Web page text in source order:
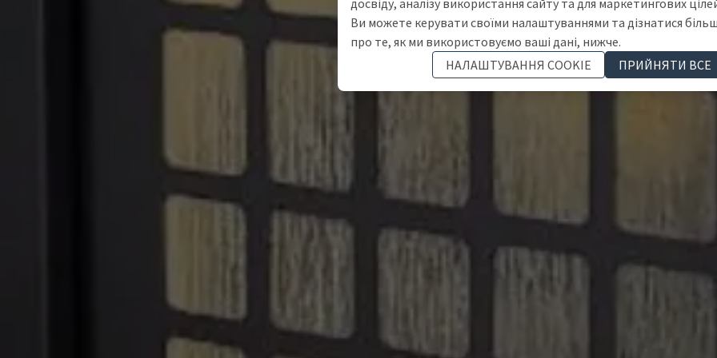
досвіду, аналізу використання сайту та для маркетингових
Ви можете керувати своїми налаштуваннями та дізнатися
про те, як ми використовуємо ваші дані, нижче.
НАЛАШТУВАННЯ COOKIE
ПРИЙНЯТИ ВСЕ